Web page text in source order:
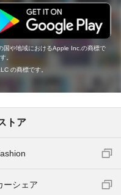
国や地域におけるApple Inc.の商標で
。
の商標です。
トア
ーシェア